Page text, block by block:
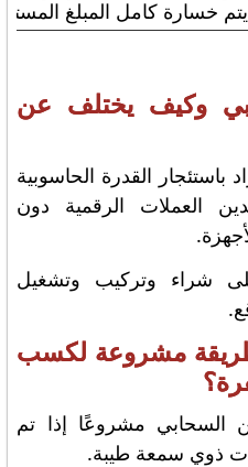
خسارة كامل المبلغ
وكيف يختلف عن
باستئجار القدرة الحاسوبية
العملات الرقمية دون
شراء وتركيب وتشغيل
طريقة مشروعة لكسب
السحابي مشروعًا إذا تم
ذوي سمعة طيبة.